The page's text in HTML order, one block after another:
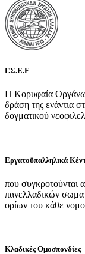
Γ.Σ.Ε.Ε
Η Κορυφαία
δράση της ενάντια
δογματικού
Εργατοϋπαλληλικά
που συγκροτούνται
πανελλαδικών
ορίων του κάθε
Κλαδικές Ομοσπονδίες